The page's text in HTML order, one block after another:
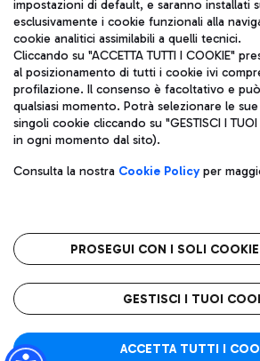
Aeroporti di Roma S.p.A. - Società
coordinamento di Mundys S.p.A.
Codice fiscale e Registro delle Imprese di
IVA 06572251004
Capitale sociale 62.224.743,00 int. vers.
Sede legale: Via Pier Paolo Racchetti 1 -
telefono +39 06 65951
Privacy policy
Note
Roma FCO
L'aeroporto
impostazioni di default, e saranno installati
esclusivamente i cookie funzionali alla
cookie analitici assimilabili a quelli tecnici.
Cliccando su "ACCETTA TUTTI I COOKIE"
al posizionamento di tutti i cookie ivi
profilazione. Il consenso è facoltativo e
qualsiasi momento. Potrà selezionare le
singoli cookie cliccando su "GESTISCI I
in ogni momento dal sito).
Consulta la nostra Cookie Policyper
PROSEGUI CON I SOLI COOKIE
GESTISCI I TUOI
ACCETTA TUTTI I